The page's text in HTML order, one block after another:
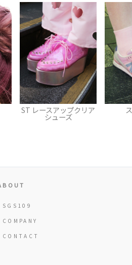
スニーカー
SGS109
COMPANY
CONTACT